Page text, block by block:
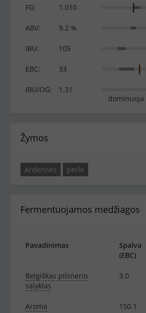
FG: 1.010
ABV: 9.2 %
IBU: 105
EBC: 33
IBU/OG:
1.31
dominuoja
Žymos
Ardennes perle
Fermentuojamos medžiagos
Pavadinimas
Spalva
(EBC)
Belgiškas pilsnerio
salyklas
3.0
Aroma 150.1